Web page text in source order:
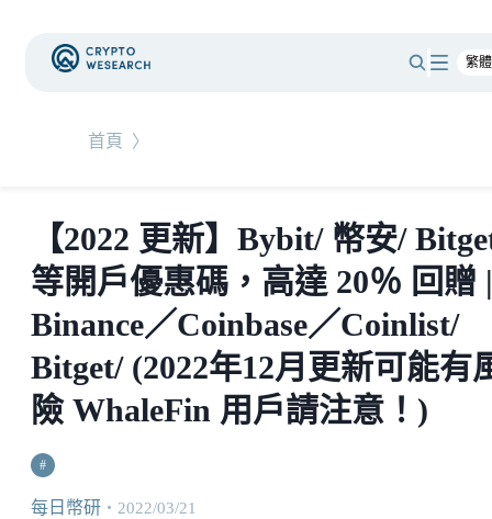
首頁 〉
【2022 更新】Bybit/ 幣安/
等開戶優惠碼，高達 20％ 回贈 |
Binance／Coinbase／Coinlist/
Bitget/ (2022年12月更新可能有
險 WhaleFin 用戶請注意！)
#
每日幣研 ・ 2022/03/21